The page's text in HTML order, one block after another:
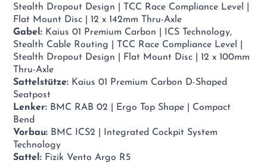
Stealth Dropout Design | TCC Race Compliance Level |
Flat Mount Disc | 12 x 142mm Thru-Axle
Gabel: Kaius 01 Premium Carbon | ICS Technology,
Stealth Cable Routing | TCC Race Compliance Level |
Stealth Dropout Design | Flat Mount Disc | 12 x 100mm
Thru-Axle
Sattelstütze: Kaius 01 Premium Carbon D-Shaped
Seatpost
Lenker: BMC RAB 02 | Ergo Top Shape | Compact
Bend
Vorbau: BMC ICS2 | Integrated Cockpit System
Technology
Sattel: Fizik Vento Argo R5